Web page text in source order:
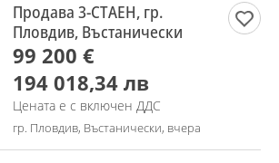
Продава 3-СТАЕН, гр.
Пловдив, Въстанически
99 200 €
194 018,34 лв
Цената е с включен ДДС
гр. Пловдив, Въстанически, вчера